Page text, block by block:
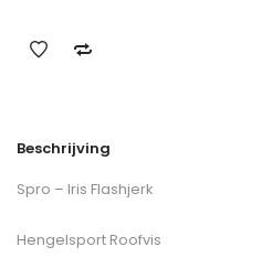
Beschrijving
Spro – Iris Flashjerk
Hengelsport Roofvis